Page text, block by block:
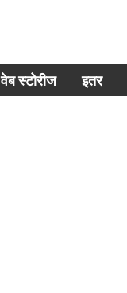
वेब स्टोरीज इतर